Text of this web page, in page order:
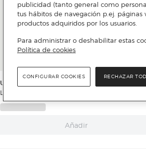
Unit
Lona bebés pepito suela flexible sin puntera
Añadir
publicidad (tanto general como
tus hábitos de navegación p.ej.
productos adquiridos por los usuarios.
Para administrar o deshabilitar estas
Política de cookies
RECHAZAR
CONFIGURAR COOKIES